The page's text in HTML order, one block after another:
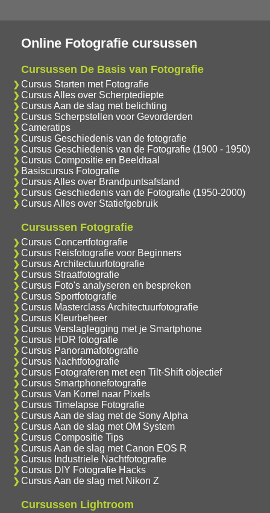
Online Fotografie cursussen
Cursussen De Basis van Fotografie
Cursus Starten met Fotografie
Cursus Alles over Scherptediepte
Cursus Aan de slag met belichting
Cursus Scherpstellen voor Gevorderden
Cameratips
Cursus Geschiedenis van de fotografie
Cursus Geschiedenis van de Fotografie (1900 - 1950)
Cursus Compositie en Beeldtaal
Basiscursus Fotografie
Cursus Alles over Brandpuntsafstand
Cursus Geschiedenis van de Fotografie (1950-2000)
Cursus Alles over Statiefgebruik
Cursussen Fotografie
Cursus Concertfotografie
Cursus Reisfotografie voor Beginners
Cursus Architectuurfotografie
Cursus Straatfotografie
Cursus Foto's analyseren en bespreken
Cursus Sportfotografie
Cursus Masterclass Architectuurfotografie
Cursus Kleurbeheer
Cursus Verslaglegging met je Smartphone
Cursus HDR fotografie
Cursus Panoramafotografie
Cursus Nachtfotografie
Cursus Fotograferen met een Tilt-Shift objectief
Cursus Smartphonefotografie
Cursus Van Korrel naar Pixels
Cursus Timelapse Fotografie
Cursus Aan de slag met de Sony Alpha
Cursus Aan de slag met OM System
Cursus Compositie Tips
Cursus Aan de slag met Canon EOS R
Cursus Industriele Nachtfotografie
Cursus DIY Fotografie Hacks
Cursus Aan de slag met Nikon Z
Cursussen Lightroom